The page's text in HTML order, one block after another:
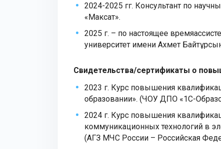
2024-2025 гг. Консультант по
«Максат».
2025 г. – по настоящее
университет имени Ахмет
Свидетельства/сертификаты о
2023 г. Курс повышения
образовании». (ЧОУ ДПО «1С-
2024 г. Курс повышения
коммуникационных технологий в
(АГЗ МЧС России – Российская